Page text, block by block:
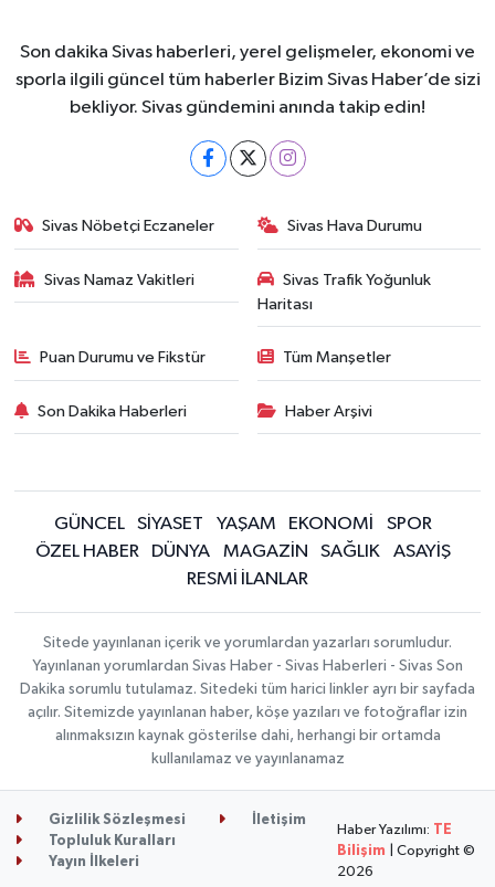
Son dakika Sivas haberleri, yerel gelişmeler, ekonomi ve
sporla ilgili güncel tüm haberler Bizim Sivas Haber’de sizi
bekliyor. Sivas gündemini anında takip edin!
Sivas Nöbetçi Eczaneler Sivas Hava Durumu
Sivas Namaz Vakitleri
Sivas Trafik Yoğunluk
Haritası
Puan Durumu ve Fikstür Tüm Manşetler
Son Dakika Haberleri Haber Arşivi
GÜNCEL SİYASET YAŞAM EKONOMİ
SPOR
ÖZEL HABER
DÜNYA MAGAZİN SAĞLIK
ASAYİŞ
RESMİ İLANLAR
Sitede yayınlanan içerik ve yorumlardan yazarları sorumludur.
Yayınlanan yorumlardan Sivas Haber - Sivas Haberleri - Sivas Son
Dakika sorumlu tutulamaz. Sitedeki tüm harici linkler ayrı bir sayfada
açılır. Sitemizde yayınlanan haber, köşe yazıları ve fotoğraflar izin
alınmaksızın kaynak gösterilse dahi, herhangi bir ortamda
kullanılamaz ve yayınlanamaz
Gizlilik Sözleşmesi
İletişim
Topluluk Kuralları
Yayın İlkeleri
Haber Yazılımı: TE
Bilişim | Copyright ©
2026